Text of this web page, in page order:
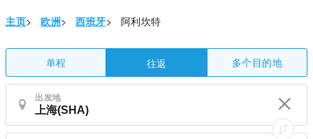
主页> 欧洲> 西班牙> 阿利坎特
单程 往返 多个目的地
出发地